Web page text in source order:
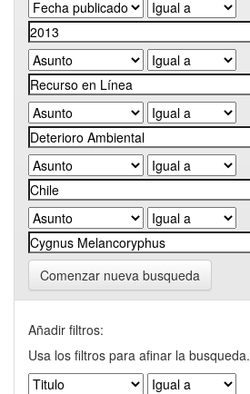
Comenzar nueva busqueda
Añadir filtros:
Usa los filtros para afinar la busqueda.